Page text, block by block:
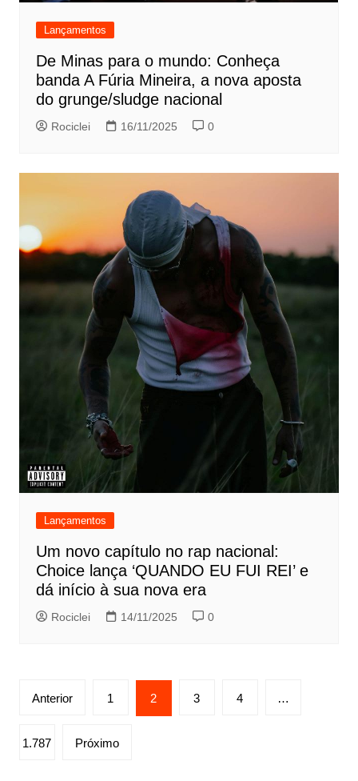
Lançamentos
De Minas para o mundo: Conheça
banda A Fúria Mineira, a nova aposta
do grunge/sludge nacional
Rociclei 16/11/2025 0
Lançamentos
Um novo capítulo no rap nacional:
Choice lança ‘QUANDO EU FUI REI’ e
dá início à sua nova era
Rociclei 14/11/2025 0
Paginação
posts
Anterior 1 2 3 4 …
1.787 Próximo